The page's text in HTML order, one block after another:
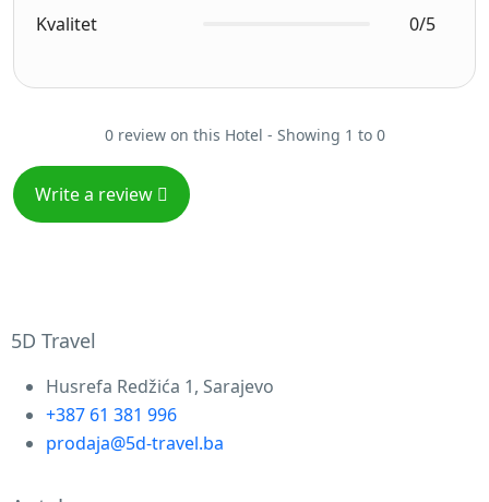
Kvalitet
0/5
0 review on this Hotel - Showing 1 to 0
Write a review
5D Travel
Husrefa Redžića 1, Sarajevo
+387 61 381 996
prodaja@5d-travel.ba